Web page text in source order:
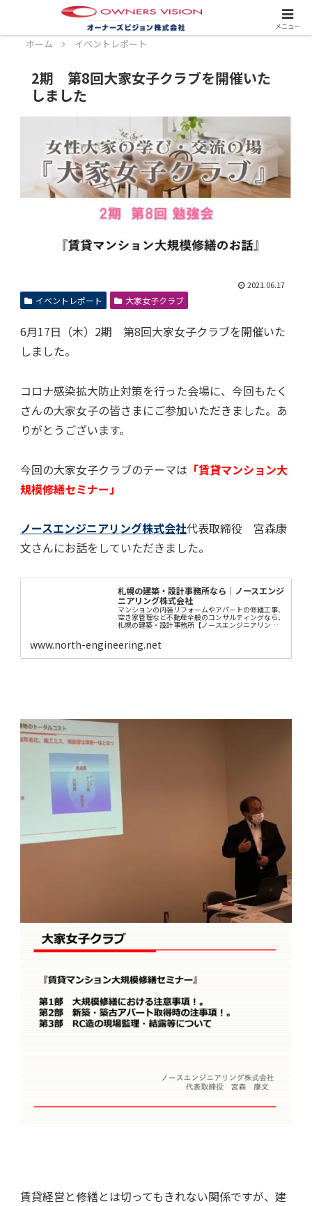
スタッフ募集中！詳しくはこちら！
ホーム イベントレポート
2期 第8回大家女子クラブを開催いた
しました
2021.06.17
イベントレポート 大家女子クラブ
6月17日（木）2期 第8回大家女子クラブを開催いた
しました。
コロナ感染拡大防止対策を行った会場に、今回もたく
さんの大家女子の皆さまにご参加いただきました。あ
りがとうございます。
今回の大家女子クラブのテーマは 「賃貸マンション大
規模修繕セミナー」
ノースエンジニアリング株式会社代表取締役 宮森康
文さんにお話をしていただきました。
札幌の建築・設計事務所なら｜ノースエンジ
ニアリング株式会社
マンションの内装リフォームやアパートの修繕工事、
空き家管理など不動産全般のコンサルティングなら、
札幌の建築・設計事務所【ノースエンジニアリング株
www.north-engineering.net
賃貸経営と修繕とは切ってもきれない関係ですが、建
メニュー